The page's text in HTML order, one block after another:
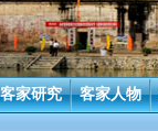
客家研究 客家人物